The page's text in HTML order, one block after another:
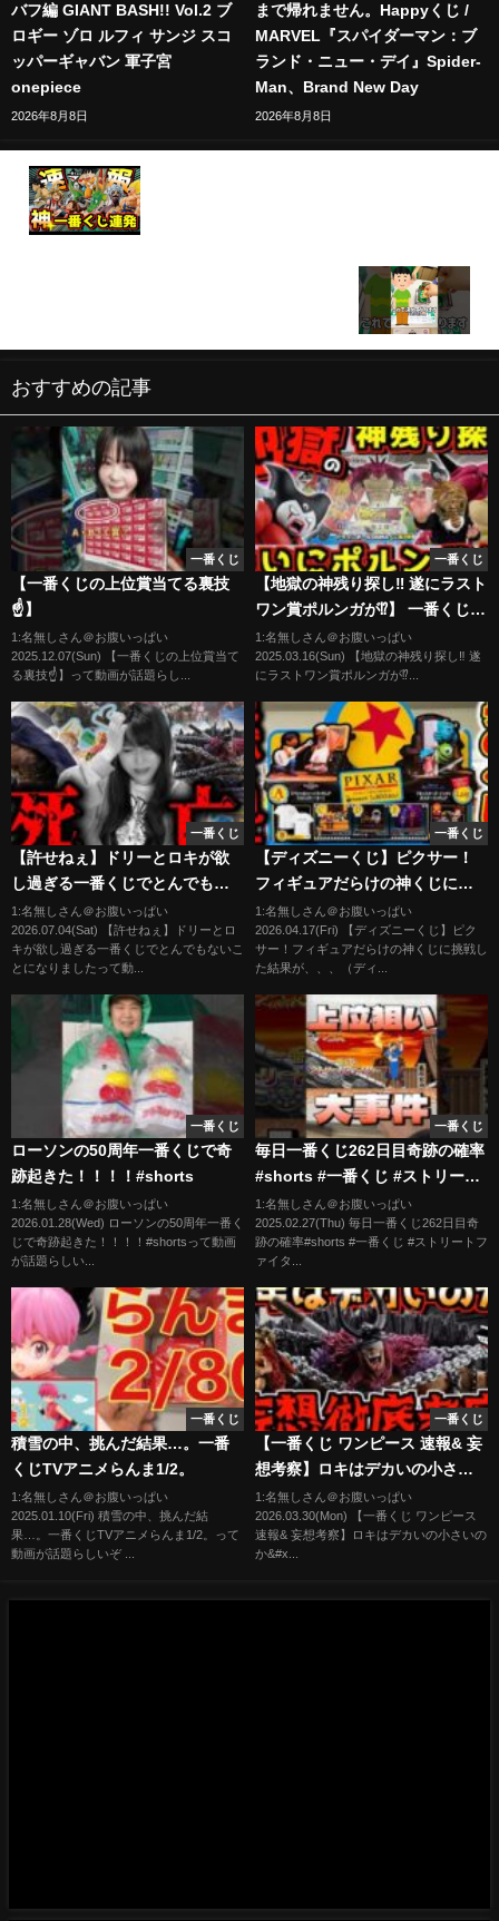
バフ編 GIANT BASH!! Vol.2 ブ
ロギー ゾロ ルフィ サンジ スコ
ッパーギャバン 軍子宮
onepiece
2026年8月8日
まで帰れません。Happyくじ /
MARVEL『スパイダーマン：ブ
ランド・ニュー・デイ』Spider-
Man、Brand New Day
2026年8月8日
おすすめの記事
一番くじ
【一番くじの上位賞当てる裏技
☝️】
1:名無しさん＠お腹いっぱい
2025.12.07(Sun) 【一番くじの上位賞当て
る裏技☝️】って動画が話題らし...
一番くじ
【地獄の神残り探し‼︎ 遂にラスト
ワン賞ポルンガが⁉︎】 一番くじ
ドラゴンボールDAIMA 第2弾 ダ
イマ 孫悟空 ベジータ ゴマー ポ
ルンガ狩り#2
1:名無しさん＠お腹いっぱい
2025.03.16(Sun) 【地獄の神残り探し‼︎ 遂
にラストワン賞ポルンガが⁉...
一番くじ
【許せねぇ】ドリーとロキが欲
し過ぎる一番くじでとんでもな
いことになりました
1:名無しさん＠お腹いっぱい
2026.07.04(Sat) 【許せねぇ】ドリーとロ
キが欲し過ぎる一番くじでとんでもないこ
とになりましたって動...
一番くじ
【ディズニーくじ】ピクサー！
フィギュアだらけの神くじに挑
戦した結果が、、、（ディズニ
ーくじ、ピクサー、PIXAR）
1:名無しさん＠お腹いっぱい
2026.04.17(Fri) 【ディズニーくじ】ピク
サー！フィギュアだらけの神くじに挑戦し
た結果が、、、（ディ...
一番くじ
ローソンの50周年一番くじで奇
跡起きた！！！！#shorts
1:名無しさん＠お腹いっぱい
2026.01.28(Wed) ローソンの50周年一番く
じで奇跡起きた！！！！#shortsって動画
が話題らしい...
一番くじ
毎日一番くじ262日目奇跡の確率
#shorts #一番くじ #ストリート
ファイター #スト6
1:名無しさん＠お腹いっぱい
2025.02.27(Thu) 毎日一番くじ262日目奇
跡の確率#shorts #一番くじ #ストリートフ
ァイタ...
一番くじ
積雪の中、挑んだ結果…。一番
くじTVアニメらんま1/2。
1:名無しさん＠お腹いっぱい
2025.01.10(Fri) 積雪の中、挑んだ結
果…。一番くじTVアニメらんま1/2。って
動画が話題らしいぞ ...
一番くじ
【一番くじ ワンピース 速報& 妄
想考察】ロキはデカいの小さい
のか⁉︎ 他作とサイズ比較検証‼︎ エ
ルバフ編 GIANT BASH!! Vol.1
ラストワン賞 ドリー 岩倉圭二
1:名無しさん＠お腹いっぱい
2026.03.30(Mon) 【一番くじ ワンピース
速報& 妄想考察】ロキはデカいの小さいの
か&#x...